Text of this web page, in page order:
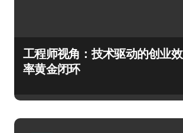
工程师视角：技术驱动的创业效
率黄金闭环